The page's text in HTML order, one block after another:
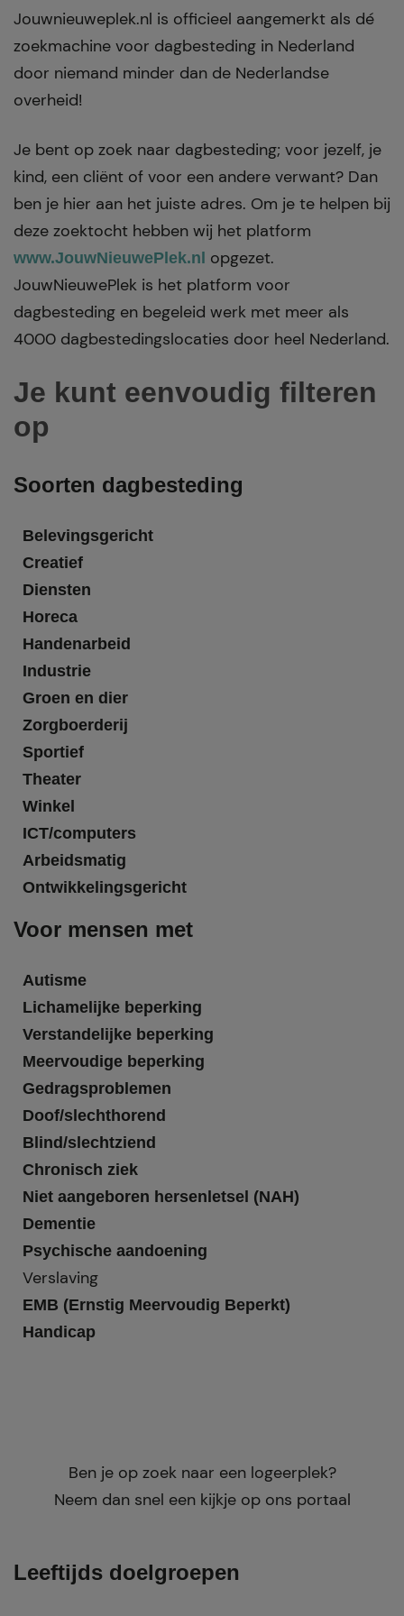
Jouwnieuweplek.nl is officieel aangemerkt als dé
zoekmachine voor dagbesteding in Nederland
door niemand minder dan de Nederlandse
overheid!
Je bent op zoek naar dagbesteding; voor jezelf, je
kind, een cliënt of voor een andere verwant? Dan
ben je hier aan het juiste adres. Om je te helpen bij
deze zoektocht hebben wij het platform
www.JouwNieuwePlek.nl opgezet.
JouwNieuwePlek is het platform voor
dagbesteding en begeleid werk met meer als
4000 dagbestedingslocaties door heel Nederland.
Je kunt eenvoudig filteren
op
Soorten dagbesteding
Belevingsgericht
Creatief
Diensten
Horeca
Handenarbeid
Industrie
Groen en dier
Zorgboerderij
Sportief
Theater
Winkel
ICT/computers
Arbeidsmatig
Ontwikkelingsgericht
Voor mensen met
Autisme
Lichamelijke beperking
Verstandelijke beperking
Meervoudige beperking
Gedragsproblemen
Doof/slechthorend
Blind/slechtziend
Chronisch ziek
Niet aangeboren hersenletsel (NAH)
Dementie
Psychische aandoening
Verslaving
EMB (Ernstig Meervoudig Beperkt)
Handicap
Ben je op zoek naar een logeerplek?
Neem dan snel een kijkje op ons portaal
Leeftijds doelgroepen